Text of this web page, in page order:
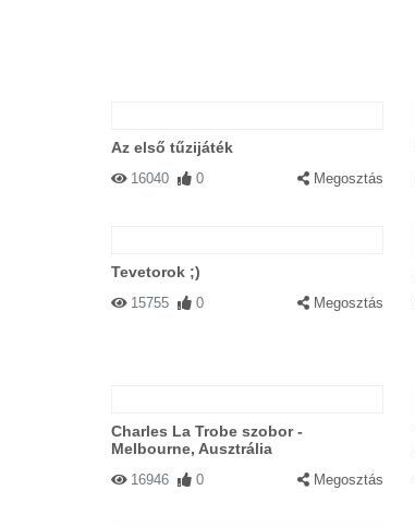
Az első tűzijáték
16040 0 Megosztás
Tevetorok ;)
15755 0 Megosztás
Charles La Trobe szobor -
Melbourne, Ausztrália
16946 0 Megosztás